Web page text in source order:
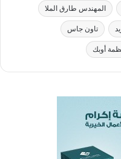
المهندس طارق الملا
تاون جاس
أوبك